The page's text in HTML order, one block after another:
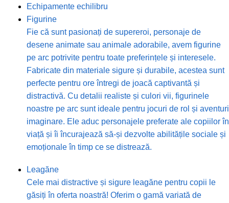
Echipamente echilibru
Figurine
Fie că sunt pasionați de supereroi, personaje de
desene animate sau animale adorabile, avem figurine
pe arc potrivite pentru toate preferințele și interesele.
Fabricate din materiale sigure și durabile, acestea sunt
perfecte pentru ore întregi de joacă captivantă și
distractivă. Cu detalii realiste și culori vii, figurinele
noastre pe arc sunt ideale pentru jocuri de rol și aventuri
imaginare. Ele aduc personajele preferate ale copiilor în
viață și îi încurajează să-și dezvolte abilitățile sociale și
emoționale în timp ce se distrează.
Leagăne
Cele mai distractive și sigure leagăne pentru copii le
găsiți în oferta noastră! Oferim o gamă variată de